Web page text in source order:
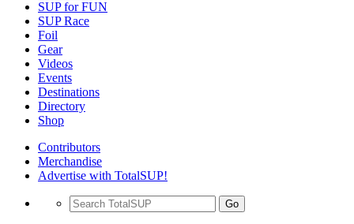
SUP for FUN
SUP Race
Foil
Gear
Videos
Events
Destinations
Directory
Shop
Contributors
Merchandise
Advertise with TotalSUP!
Go